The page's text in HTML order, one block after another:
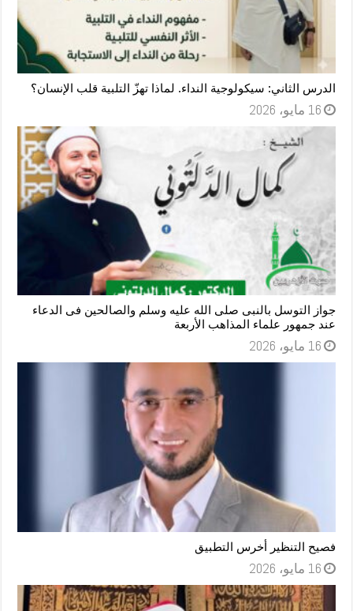
الدرس الثاني: سيكولوجية النداء. لماذا تهزّ التلبية قلب الإنسان؟
16 مايو، 2026
جواز التوسل بالنبى صلى الله عليه وسلم والصالحين فى الدعاء
عند جمهور علماء المذاهب الأربعة
16 مايو، 2026
فصيح التنظير أخرس التطبيق
16 مايو، 2026